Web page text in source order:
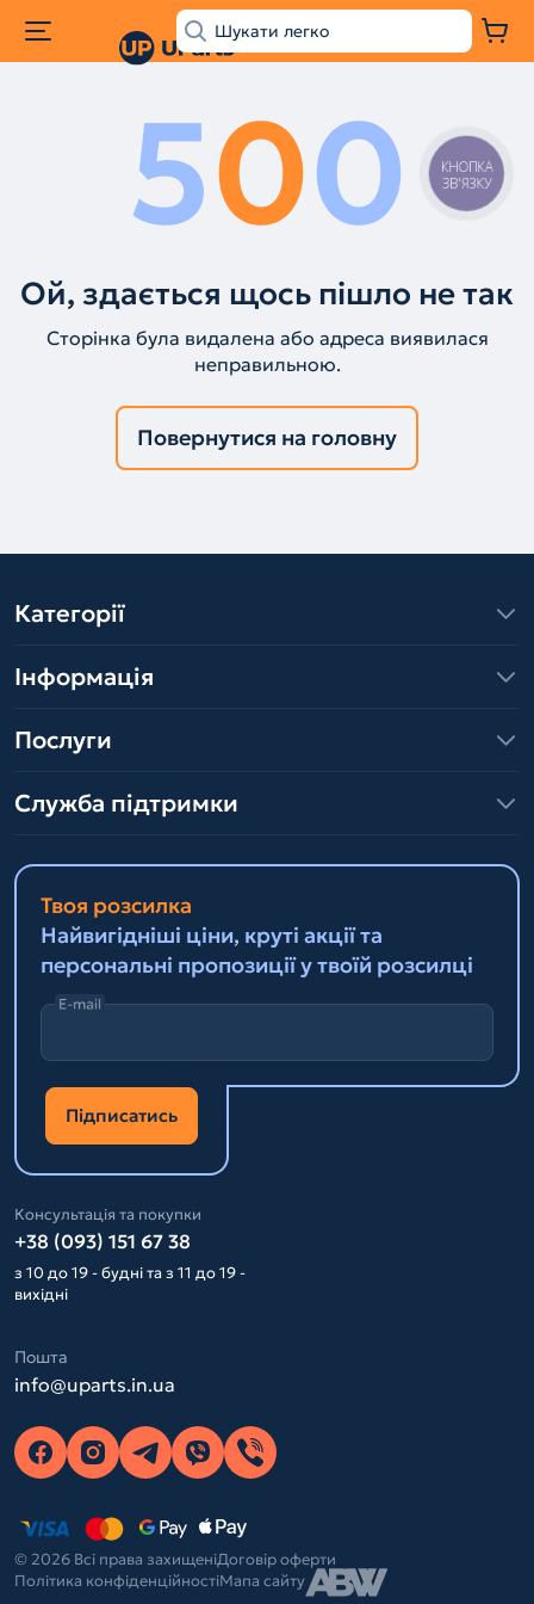
500
Ой, здається щось пішло не так
Сторінка була видалена або адреса виявилася
неправильною.
Повернутися на головну
Категорії
Інформація
Послуги
Служба підтримки
Твоя розсилка
Найвигідніші ціни, круті акції та
персональні пропозиції у твоїй розсилці
E-mail
Підписатись
Консультація та покупки
+38 (093) 151 67 38
з 10 до 19 - будні та з 11 до 19 -
вихідні
Пошта
info@uparts.in.ua
© 2026 Всі права захищеніДоговір оферти
Політика конфіденційностіМапа сайту
КНОПКА
ЗВ'ЯЗКУ